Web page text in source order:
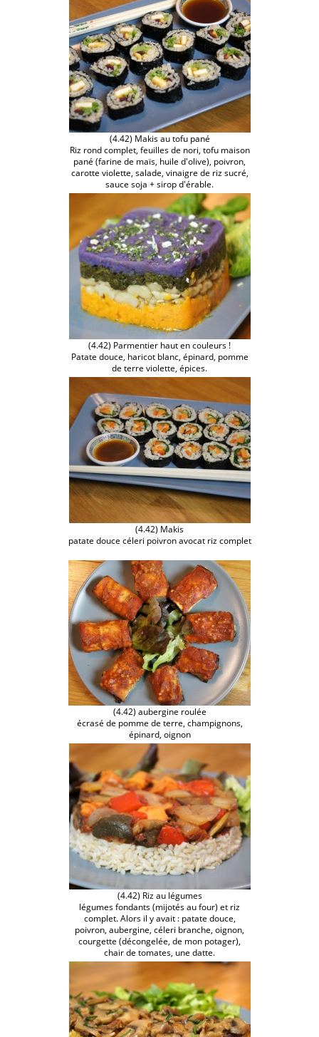
(4.42) Makis au tofu pané
Riz rond complet, feuilles de nori, tofu maison
pané (farine de maïs, huile d'olive), poivron,
carotte violette, salade, vinaigre de riz sucré,
sauce soja + sirop d'érable.
(4.42) Parmentier haut en couleurs !
Patate douce, haricot blanc, épinard, pomme
de terre violette, épices.
(4.42) Makis
patate douce céleri poivron avocat riz complet
(4.42) aubergine roulée
écrasé de pomme de terre, champignons,
épinard, oignon
(4.42) Riz au légumes
légumes fondants (mijotés au four) et riz
complet. Alors il y avait : patate douce,
poivron, aubergine, céleri branche, oignon,
courgette (décongelée, de mon potager),
chair de tomates, une datte.